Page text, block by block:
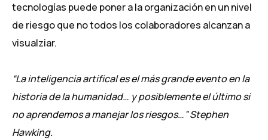
tecnologías puede poner a la organización en un nivel
de riesgo que no todos los colaboradores alcanzan a
visualziar.
“La inteligencia artifical es el más grande evento en la
historia de la humanidad… y posiblemente el último si
no aprendemos a manejar los riesgos…” Stephen
Hawking.